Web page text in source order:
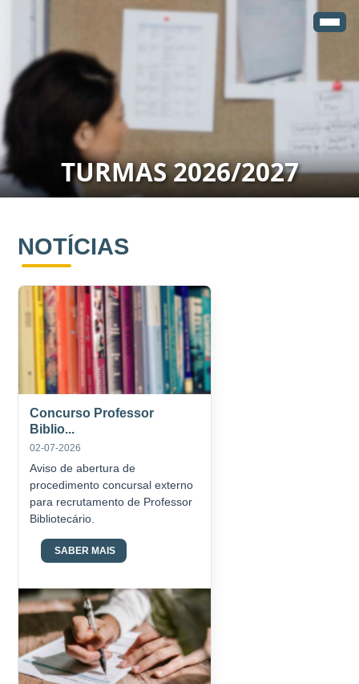
TURMAS 2026/2027
NOTÍCIAS
Concurso Professor
Biblio...
02-07-2026
Aviso de abertura de
procedimento concursal externo
para recrutamento de Professor
Bibliotecário.
SABER MAIS